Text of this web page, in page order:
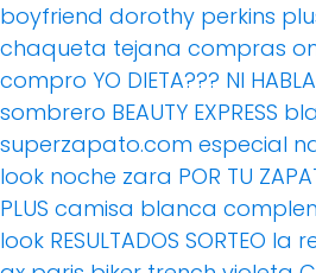
boyfriend dorothy perkins
chaqueta tejana compras
compro YO DIETA??? NI
sombrero BEAUTY EXPRESS
superzapato.com especial
look noche zara POR TU
PLUS camisa blanca
look RESULTADOS SORTEO la